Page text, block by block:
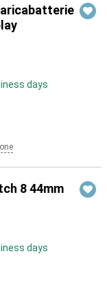
days
8 44mm
days